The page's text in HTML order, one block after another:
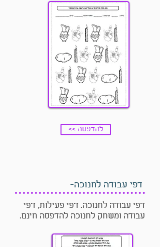
<< להדפסה
דפי עבודה לחנוכה-
דפי עבודה לחנוכה. דפי פעילות, דפי
עבודה ומשחק לחנוכה להדפסה חינם.